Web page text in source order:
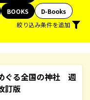
BOOKS
D-Books
絞り込み条件を追加
ぐる全国の神社 週
訂版